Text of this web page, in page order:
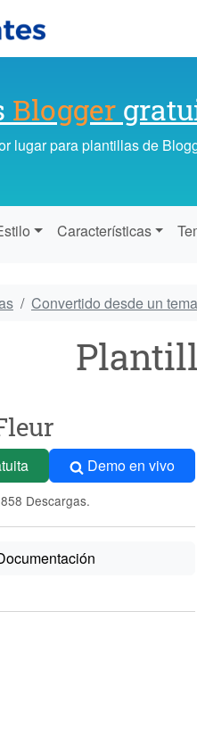
Blogger
lugar para plantillas de
Características
Convertido desde un
Demo en vivo
Descargas.